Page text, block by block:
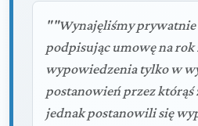
""Wynajęliśmy prywatnie
podpisując umowę na
wypowiedzenia tylko w
postanowień przez którąś
jednak postanowili się